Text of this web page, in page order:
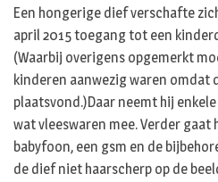
Een hongerige dief verschafte
april 2015 toegang tot een
(Waarbij overigens opgemerkt
kinderen aanwezig waren omdat
plaatsvond.)Daar neemt hij
wat vleeswaren mee. Verder
babyfoon, een gsm en de
de dief niet haarscherp op de